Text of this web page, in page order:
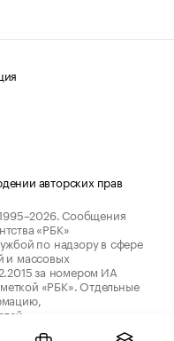
авторских прав
Сообщения
«РБК»
по надзору в сфере
и массовых
за номером ИА
«РБК». Отдельные